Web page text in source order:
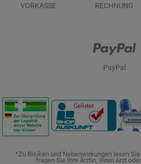
VORKASSE RECHNUNG
PayPal
*Zu Risiken und Nebenwirkungen lesen
fragen Sie Ihre Ärztin, Ihren Arzt